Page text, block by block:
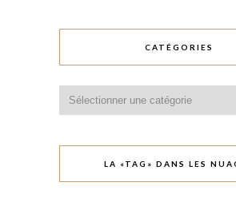
CATÉGORIES
LA «TAG» DANS LES